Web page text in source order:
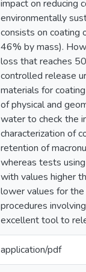
impact on reducing
environmentally
consists on coating
46% by mass).
loss that reaches
controlled release
materials for
of physical and
water to check the
characterization of
retention of
whereas tests
with values higher
lower values for
procedures
excellent tool to
application/pdf